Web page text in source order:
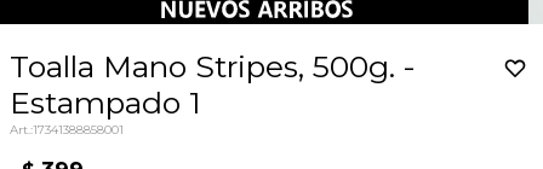
Toalla Mano Stripes, 500g. -
Estampado 1
17341388858001